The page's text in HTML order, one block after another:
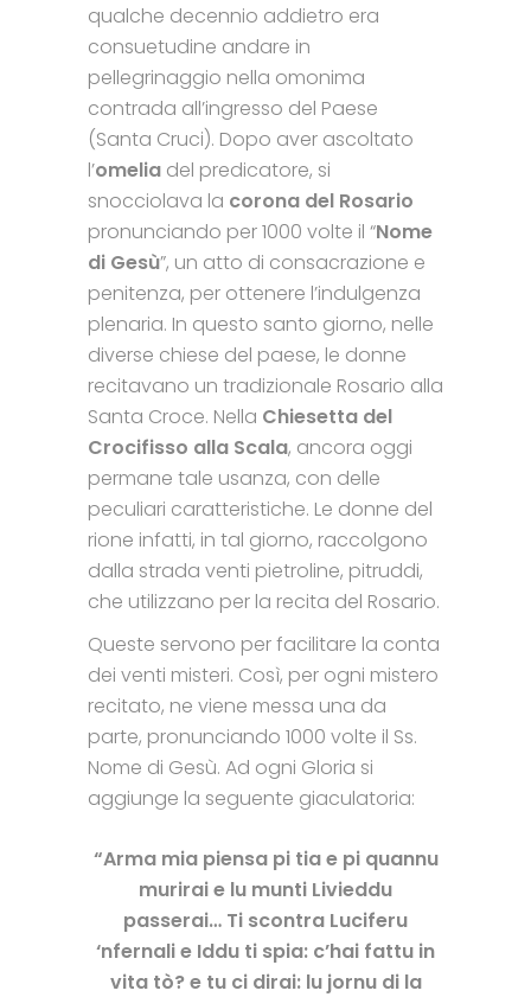
qualche decennio addietro era
consuetudine andare in
pellegrinaggio nella omonima
contrada all’ingresso del Paese
(Santa Cruci). Dopo aver ascoltato
l’omelia del predicatore, si
snocciolava la corona del Rosario
pronunciando per 1000 volte il “Nome
di Gesù”, un atto di consacrazione e
penitenza, per ottenere l’indulgenza
plenaria. In questo santo giorno, nelle
diverse chiese del paese, le donne
recitavano un tradizionale Rosario alla
Santa Croce. Nella Chiesetta del
Crocifisso alla Scala, ancora oggi
permane tale usanza, con delle
peculiari caratteristiche. Le donne del
rione infatti, in tal giorno, raccolgono
dalla strada venti pietroline, pitruddi,
che utilizzano per la recita del Rosario.
Queste servono per facilitare la conta
dei venti misteri. Così, per ogni mistero
recitato, ne viene messa una da
parte, pronunciando 1000 volte il Ss.
Nome di Gesù. Ad ogni Gloria si
aggiunge la seguente giaculatoria:
“Arma mia piensa pi tiae pi quannu
muriraie lu munti Livieddu
passerai… Ti scontra Luciferu
‘nfernalie Iddu ti spia: c’hai fattu in
vita tò? e tu ci dirai: lu jornu di la